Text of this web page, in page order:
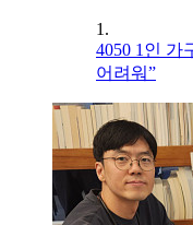
1.
4050 1인 가
어려워”